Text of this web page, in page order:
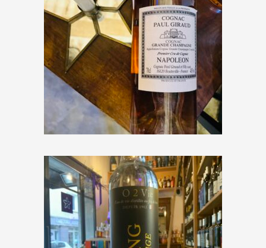
Paul Giraud « Cognac
Napoléon »
€73,00